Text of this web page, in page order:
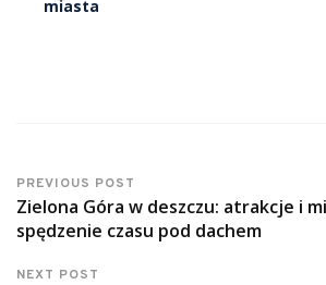
miasta
PREVIOUS POST
Zielona Góra w deszczu: atrakcje i
spędzenie czasu pod dachem
NEXT POST